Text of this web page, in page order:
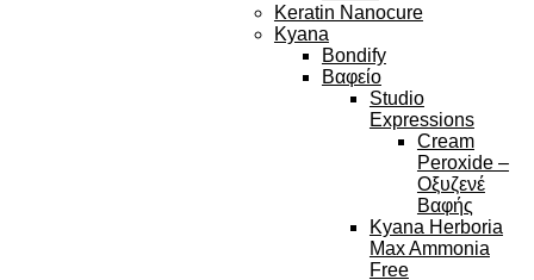
Keratin Nanocure
Kyana
Bondify
Βαφείο
Studio
Expressions
Cream
Peroxide –
Οξυζενέ
Βαφής
Kyana Herboria
Max Ammonia
Free